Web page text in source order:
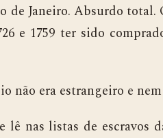
de Janeiro. Absurdo
e 1759 ter sido
era estrangeiro e nem
listas de escravos